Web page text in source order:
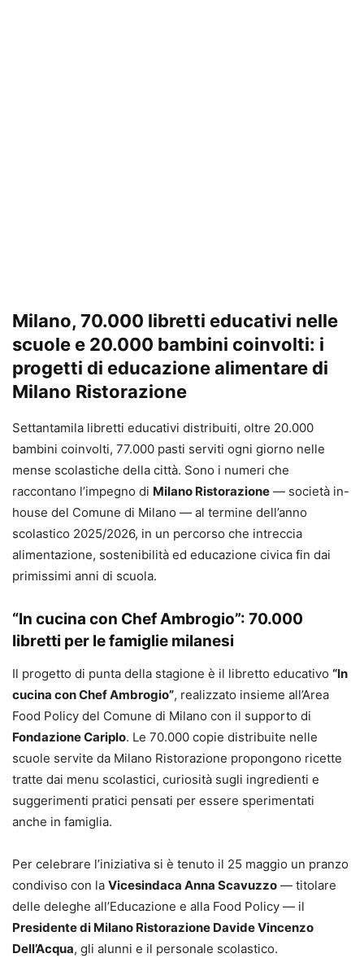
Milano, 70.000 libretti educativi nelle
scuole e 20.000 bambini coinvolti: i
progetti di educazione alimentare di
Milano Ristorazione
Settantamila libretti educativi distribuiti, oltre 20.000
bambini coinvolti, 77.000 pasti serviti ogni giorno nelle
mense scolastiche della città. Sono i numeri che
raccontano l’impegno di Milano Ristorazione — società in-
house del Comune di Milano — al termine dell’anno
scolastico 2025/2026, in un percorso che intreccia
alimentazione, sostenibilità ed educazione civica fin dai
primissimi anni di scuola.
“In cucina con Chef Ambrogio”: 70.000
libretti per le famiglie milanesi
Il progetto di punta della stagione è il libretto educativo “In
cucina con Chef Ambrogio”, realizzato insieme all’Area
Food Policy del Comune di Milano con il supporto di
Fondazione Cariplo. Le 70.000 copie distribuite nelle
scuole servite da Milano Ristorazione propongono ricette
tratte dai menu scolastici, curiosità sugli ingredienti e
suggerimenti pratici pensati per essere sperimentati
anche in famiglia.
Per celebrare l’iniziativa si è tenuto il 25 maggio un pranzo
condiviso con la Vicesindaca Anna Scavuzzo — titolare
delle deleghe all’Educazione e alla Food Policy — il
Presidente di Milano Ristorazione Davide Vincenzo
Dell’Acqua, gli alunni e il personale scolastico.